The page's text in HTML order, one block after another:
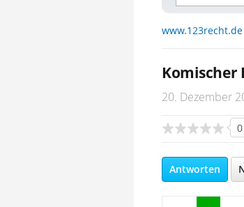
www.123recht.de
Komischer
20. Dezember
0
Antworten